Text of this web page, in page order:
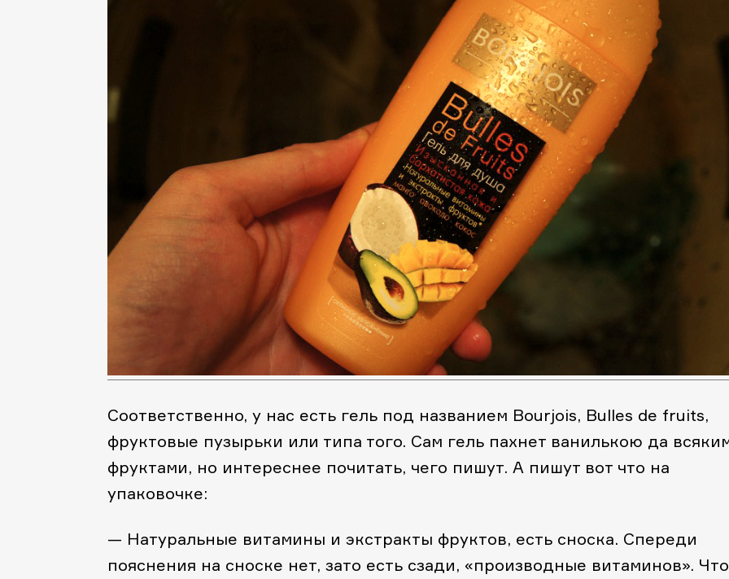
Соответственно, у нас есть гель под названием Bourjois, Bulles de fruits,
фруктовые пузырьки или типа того. Сам гель пахнет ванилькою да
фруктами, но интереснее почитать, чего пишут. А пишут вот что на
упаковочке:
— Натуральные витамины и экстракты фруктов, есть сноска. Спереди
пояснения на сноске нет, зато есть сзади, «производные витаминов». Что